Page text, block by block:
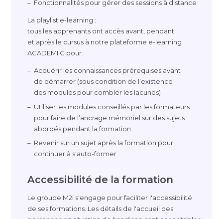
Fonctionnalités pour gérer des sessions à distance
La playlist e-learning :
tous les apprenants ont accès avant, pendant
et après le cursus à notre plateforme e-learning
ACADEMIIC pour :
Acquérir les connaissances prérequises avant
de démarrer (sous condition de l’existence
des modules pour combler les lacunes)
Utiliser les modules conseillés par les formateurs
pour faire de l’ancrage mémoriel sur des sujets
abordés pendant la formation
Revenir sur un sujet après la formation pour
continuer à s'auto-former
Accessibilité de la formation
Le groupe M2i s'engage pour faciliter l'accessibilité
de ses formations. Les détails de l'accueil des